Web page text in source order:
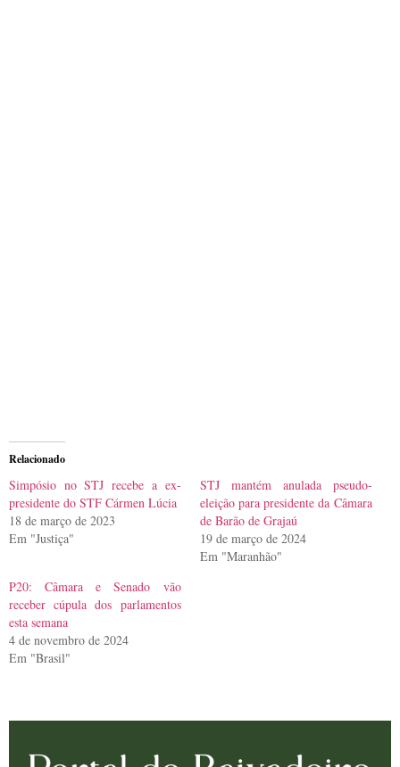
Relacionado
Simpósio no STJ recebe a ex-
presidente do STF Cármen Lúcia
18 de março de 2023
Em "Justiça"
STJ mantém anulada pseudo-
eleição para presidente da Câmara
de Barão de Grajaú
19 de março de 2024
Em "Maranhão"
P20: Câmara e Senado vão
receber cúpula dos parlamentos
esta semana
4 de novembro de 2024
Em "Brasil"